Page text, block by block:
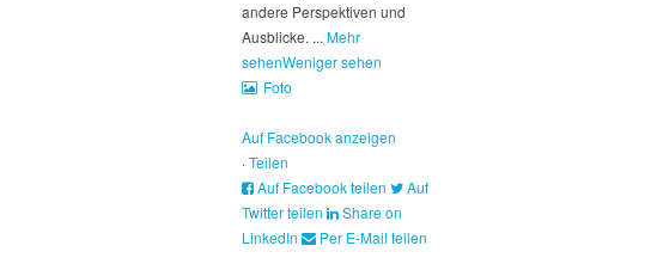
andere Perspektiven und
Ausblicke. ... Mehr
sehenWeniger sehen
Foto
Auf Facebook anzeigen
·Teilen
Auf Facebook teilen
Auf
Twitter teilen
Share on
LinkedIn
Per E-Mail teilen